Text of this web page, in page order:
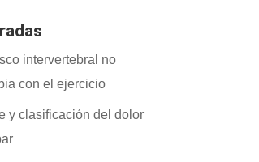
intervertebral no
con el ejercicio
y clasificación del dolor